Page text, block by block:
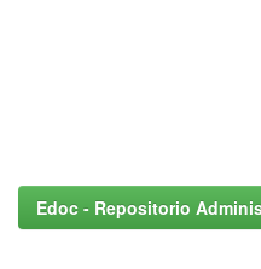
Edoc - Repositorio